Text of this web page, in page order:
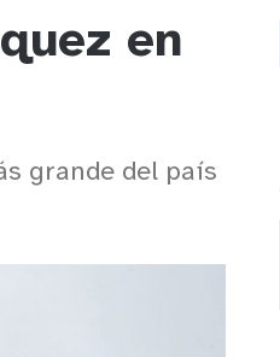
en
grande del país